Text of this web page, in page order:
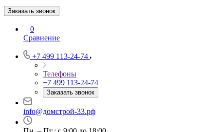
Заказать звонок
0
Сравнение
+7 499 113-24-74
Телефоны
+7 499 113-24-74
Заказать звонок
info@домстрой-33.рф